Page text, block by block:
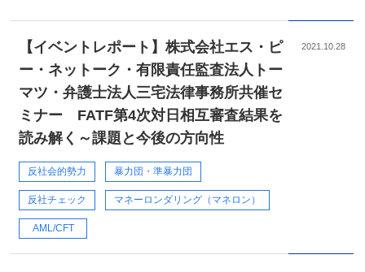
【イベントレポート】株式会社エス・ピ
ー・ネットーク・有限責任監査法人トー
マツ・弁護士法人三宅法律事務所共催セ
ミナー FATF第4次対日相互審査結果を
読み解く～課題と今後の方向性
反社会的勢力 暴力団・準暴力団
反社チェック マネーロンダリング（マネロン）
AML/CFT
2021.10.28